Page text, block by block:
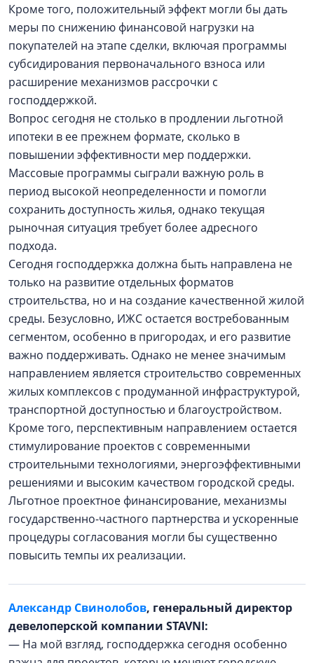
Кроме того, положительный эффект могли бы дать
меры по снижению финансовой нагрузки на
покупателей на этапе сделки, включая программы
субсидирования первоначального взноса или
расширение механизмов рассрочки с
господдержкой.
Вопрос сегодня не столько в продлении льготной
ипотеки в ее прежнем формате, сколько в
повышении эффективности мер поддержки.
Массовые программы сыграли важную роль в
период высокой неопределенности и помогли
сохранить доступность жилья, однако текущая
рыночная ситуация требует более адресного
подхода.
Сегодня господдержка должна быть направлена не
только на развитие отдельных форматов
строительства, но и на создание качественной жилой
среды. Безусловно, ИЖС остается востребованным
сегментом, особенно в пригородах, и его развитие
важно поддерживать. Однако не менее значимым
направлением является строительство современных
жилых комплексов с продуманной инфраструктурой,
транспортной доступностью и благоустройством.
Кроме того, перспективным направлением остается
стимулирование проектов с современными
строительными технологиями, энергоэффективными
решениями и высоким качеством городской среды.
Льготное проектное финансирование, механизмы
государственно-частного партнерства и ускоренные
процедуры согласования могли бы существенно
повысить темпы их реализации.
Александр Свинолобов, генеральный директор
девелоперской компании STAVNI:
— На мой взгляд, господдержка сегодня особенно